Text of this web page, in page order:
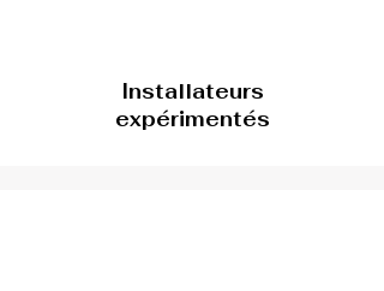
Installateurs
expérimentés